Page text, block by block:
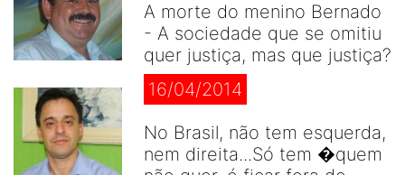
A morte do menino Bernado
- A sociedade que se omitiu
quer justiça, mas que justiça?
16/04/2014
No Brasil, não tem esquerda,
nem direita...Só tem �quem